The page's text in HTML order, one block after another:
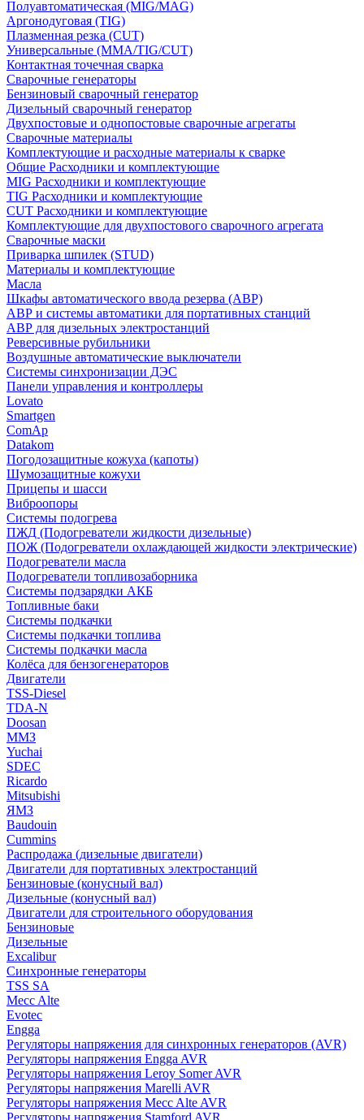
Полуавтоматическая (MIG/MAG)
Аргонодуговая (TIG)
Плазменная резка (CUT)
Универсальные (MMA/TIG/CUT)
Контактная точечная сварка
Сварочные генераторы
Бензиновый сварочный генератор
Дизельный сварочный генератор
Двухпостовые и однопостовые сварочные агрегаты
Сварочные материалы
Комплектующие и расходные материалы к сварке
Общие Расходники и комплектующие
MIG Расходники и комплектующие
TIG Расходники и комплектующие
CUT Расходники и комплектующие
Комплектующие для двухпостового сварочного агрегата
Сварочные маски
Приварка шпилек (STUD)
Материалы и комплектующие
Масла
Шкафы автоматического ввода резерва (АВР)
АВР и системы автоматики для портативных станций
АВР для дизельных электростанций
Реверсивные рубильники
Воздушные автоматические выключатели
Системы синхронизации ДЭС
Панели управления и контроллеры
Lovato
Smartgen
ComAp
Datakom
Погодозащитные кожуха (капоты)
Шумозащитные кожухи
Прицепы и шасси
Виброопоры
Системы подогрева
ПЖД (Подогреватели жидкости дизельные)
ПОЖ (Подогреватели охлаждающей жидкости электрические)
Подогреватели масла
Подогреватели топливозаборника
Системы подзарядки АКБ
Топливные баки
Системы подкачки
Системы подкачки топлива
Системы подкачки масла
Колёса для бензогенераторов
Двигатели
TSS-Diesel
TDA-N
Doosan
ММЗ
Yuchai
SDEC
Ricardo
Mitsubishi
ЯМЗ
Baudouin
Cummins
Распродажа (дизельные двигатели)
Двигатели для портативных электростанций
Бензиновые (конусный вал)
Дизельные (конусный вал)
Двигатели для строительного оборудования
Бензиновые
Дизельные
Excalibur
Синхронные генераторы
TSS SA
Mecc Alte
Evotec
Engga
Регуляторы напряжения для синхронных генераторов (AVR)
Регуляторы напряжения Engga AVR
Регуляторы напряжения Leroy Somer AVR
Регуляторы напряжения Marelli AVR
Регуляторы напряжения Mecc Alte AVR
Регуляторы напряжения Stamford AVR